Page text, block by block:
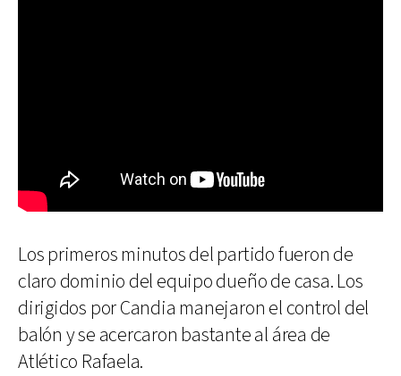
Los primeros minutos del partido fueron de
claro dominio del equipo dueño de casa. Los
dirigidos por Candia manejaron el control del
balón y se acercaron bastante al área de
Atlético Rafaela.